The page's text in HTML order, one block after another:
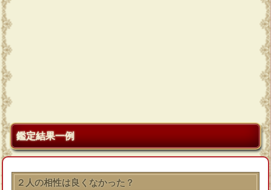
鑑定結果一例
２人の相性は良くなかった？